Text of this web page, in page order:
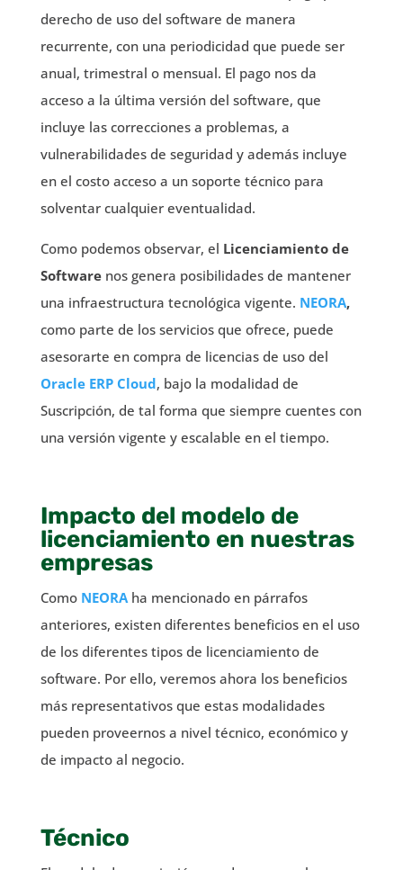
derecho de uso del software de manera
recurrente, con una periodicidad que puede ser
anual, trimestral o mensual. El pago nos da
acceso a la última versión del software, que
incluye las correcciones a problemas, a
vulnerabilidades de seguridad y además incluye
en el costo acceso a un soporte técnico para
solventar cualquier eventualidad.
Como podemos observar, el Licenciamiento de
Softwarenos genera posibilidades de mantener
una infraestructura tecnológica vigente. NEORA,
como parte de los servicios que ofrece, puede
asesorarte en compra de licencias de uso del
Oracle ERP Cloud, bajo la modalidad de
Suscripción, de tal forma que siempre cuentes con
una versión vigente y escalable en el tiempo.
Impacto del modelo de
licenciamiento en nuestras
empresas
Como NEORA ha mencionado en párrafos
anteriores, existen diferentes beneficios en el uso
de los diferentes tipos de licenciamiento de
software. Por ello, veremos ahora los beneficios
más representativos que estas modalidades
pueden proveernos a nivel técnico, económico y
de impacto al negocio.
Técnico